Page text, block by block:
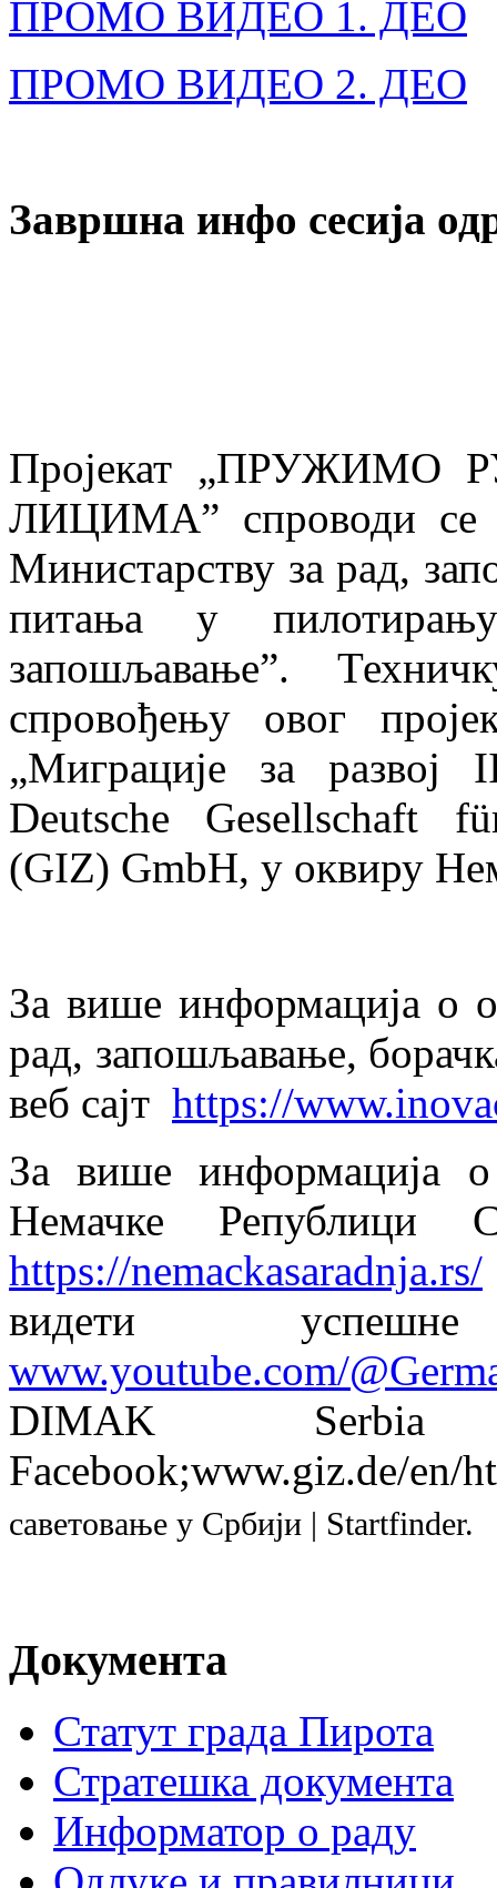
ПРОМО ВИДЕО 1. ДЕО
ПРОМО ВИДЕО 2. ДЕО
Завршна инфо сесија
Пројекат
ЛИЦИМА” спроводи се
Министарству за рад,
питања у
запошљавање”.
спровођењу овог
„Миграције за
Deutsche Gesellschaft
(GIZ) GmbH, у оквиру
За више информација о
рад, запошљавање,
веб сајт https://
За више информација
Немачке Републици
https://nemackasaradnja.rs/
видети
www.youtube.com/
DIMAK
Facebook;www.giz.de/
саветовање у Србији | Startfinder.
Документа
Статут града Пирота
Стратешка документа
Информатор о раду